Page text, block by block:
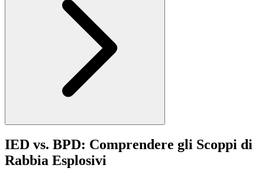
IED vs. BPD: Comprendere gli Scoppi di
Rabbia Esplosivi